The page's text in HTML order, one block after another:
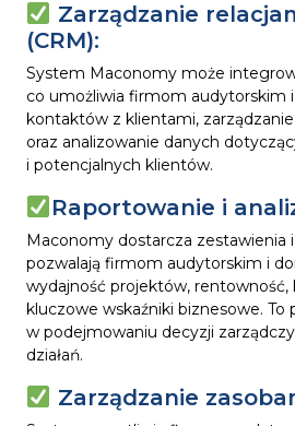
Zarządzanie
(CRM):
System Maconomy może
co umożliwia firmom audytorskim
kontaktów z klientami,
oraz analizowanie danych
i potencjalnych klientów.
Raportowanie i
Maconomy dostarcza zestawienia
pozwalają firmom audytorskim i
wydajność projektów, rentowność,
kluczowe wskaźniki biznesowe. To
w podejmowaniu decyzji
działań.
Zarządzanie